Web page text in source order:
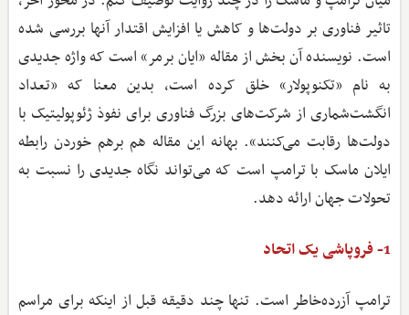
تاثیر فناوری بر دولت‌ها و کاهش یا افزایش اقتدار آنها بررسی ‌شده
است. نویسنده آن بخش از مقاله «ایان برمر» است که واژه جدیدی
به نام «تکنوپولار» خلق کرده است، بدین معنا که «تعداد
انگشت‌شماری از شرکت‌های بزرگ فناوری برای نفوذ ژئوپولیتیک با
دولت‌ها رقابت می‌کنند». بهانه این مقاله هم برهم خوردن رابطه
ایلان ماسک با ترامپ است که می‌تواند نگاه جدیدی را نسبت به
تحولات جهان ارائه دهد.
1- فروپاشی یک اتحاد
ترامپ آزرده‌خاطر است. تنها چند دقیقه قبل از اینکه برای مراسم